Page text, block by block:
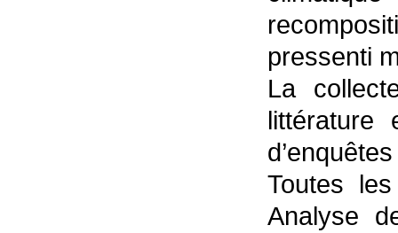
pressenti
La
littérature
Toutes
Analyse